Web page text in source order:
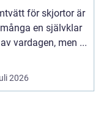
i
för skjortor är
en självklar
vardagen, men ...
2026